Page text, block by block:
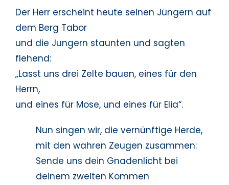
Der Herr erscheint heute seinen Jüngern auf
dem Berg Tabor
und die Jungern staunten und sagten
flehend:
„Lasst uns drei Zelte bauen, eines für den
Herrn,
und eines für Mose, und eines für Elia“.
Nun singen wir, die vernünftige Herde,
mit den wahren Zeugen zusammen:
Sende uns dein Gnadenlicht bei
deinem zweiten Kommen